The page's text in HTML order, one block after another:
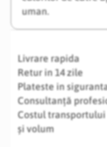
uman.
Livrare rapida
Retur in 14 zile
Plateste in
Consultanță
Costul
și volum